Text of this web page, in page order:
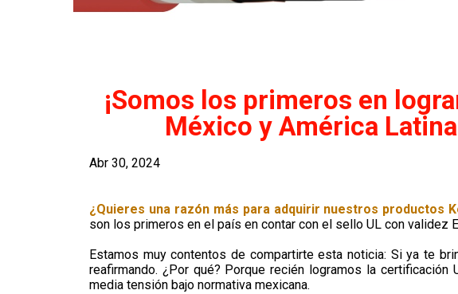
¡Somos los primeros en
México y América
Abr 30, 2024
¿Quieres una razón más para adquirir nuestros productos
son los primeros en el país en contar con el sello UL con validez
Estamos muy contentos de compartirte esta noticia: Si ya te
reafirmando. ¿Por qué? Porque recién logramos la
media tensión bajo normativa mexicana.